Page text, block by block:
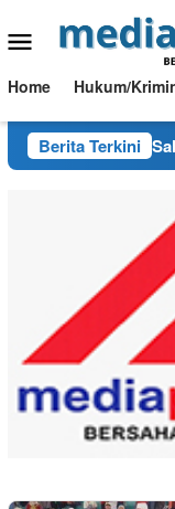
ke
Menu
Mobile
Home Hukum/
Berita Terkini
Ngambon